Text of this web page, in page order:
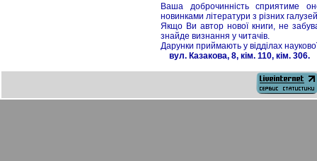
Ваша доброчинність сприятиме
новинками літератури з різних
Якщо Ви автор нової книги, не
знайде визнання у читачів.
Дарунки приймають у відділах
вул. Казакова, 8, кім. 110, кім. 306.